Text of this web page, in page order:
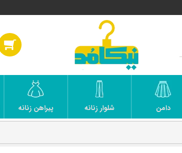
دامن شلوار زنانه پیراهن زنانه